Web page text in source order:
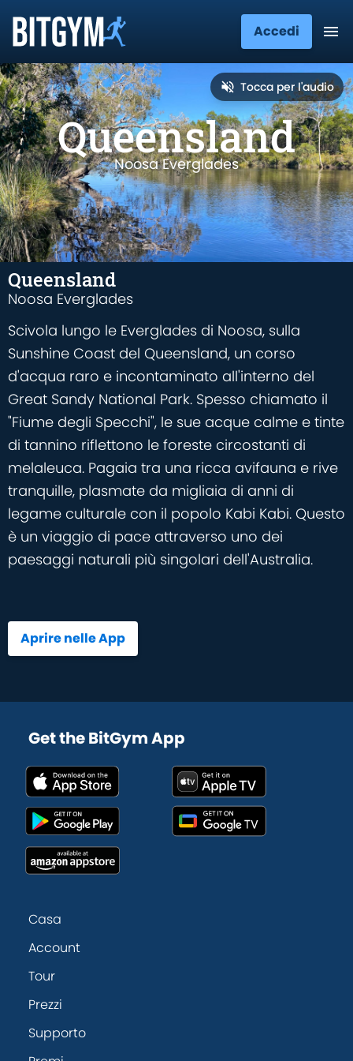
Accedi
Tocca per l'audio
Queensland
Noosa Everglades
Queensland
Noosa Everglades
Scivola lungo le Everglades di Noosa, sulla
Sunshine Coast del Queensland, un corso
d'acqua raro e incontaminato all'interno del
Great Sandy National Park. Spesso chiamato il
"Fiume degli Specchi", le sue acque calme e tinte
di tannino riflettono le foreste circostanti di
melaleuca. Pagaia tra una ricca avifauna e rive
tranquille, plasmate da migliaia di anni di
legame culturale con il popolo Kabi Kabi. Questo
è un viaggio di pace attraverso uno dei
paesaggi naturali più singolari dell'Australia.
Aprire nelle App
Get the BitGym App
Casa
Account
Tour
Prezzi
Supporto